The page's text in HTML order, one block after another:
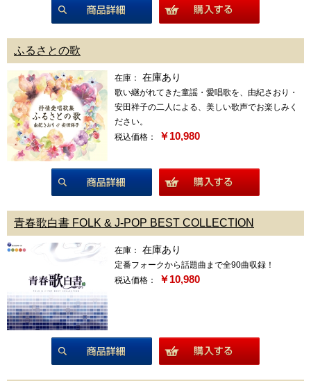
ふるさとの歌
在庫： 在庫あり
歌い継がれてきた童謡・愛唱歌を、由紀さおり・
安田祥子の二人による、美しい歌声でお楽しみく
ださい。
税込価格：
￥10,980
青春歌白書 FOLK & J-POP BEST COLLECTION
在庫： 在庫あり
定番フォークから話題曲まで全90曲収録！
税込価格：
￥10,980